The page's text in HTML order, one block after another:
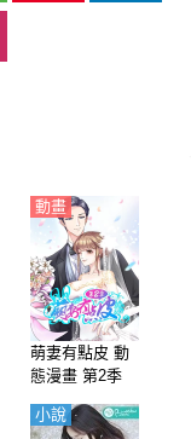
大人撒狗糧了。
萌妻有點皮 動
態漫畫 第2季
動畫
小說